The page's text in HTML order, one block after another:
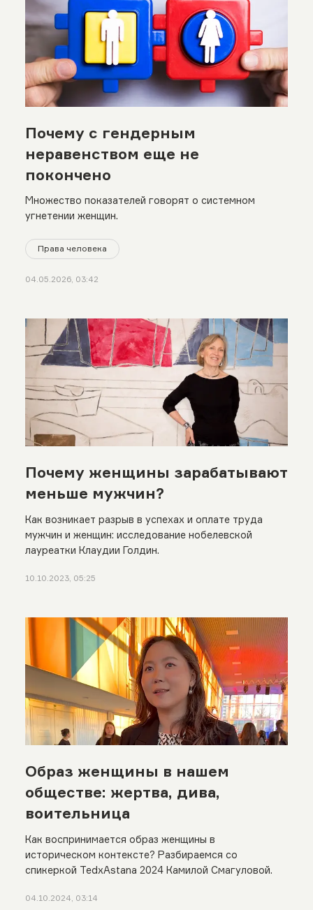
Почему с гендерным
неравенством еще не
покончено
Множество показателей говорят о системном
угнетении женщин.
Права человека
04.05.2026, 03:42
Почему женщины зарабатывают
меньше мужчин?
Как возникает разрыв в успехах и оплате труда
мужчин и женщин: исследование нобелевской
лауреатки Клаудии Голдин.
10.10.2023, 05:25
Образ женщины в нашем
обществе: жертва, дива,
воительница
Как воспринимается образ женщины в
историческом контексте? Разбираемся со
спикеркой TedxAstana 2024 Камилой Смагуловой.
04.10.2024, 03:14